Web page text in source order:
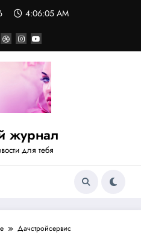
4:06:05 AM
журнал
для тебя
Дачстройсервис